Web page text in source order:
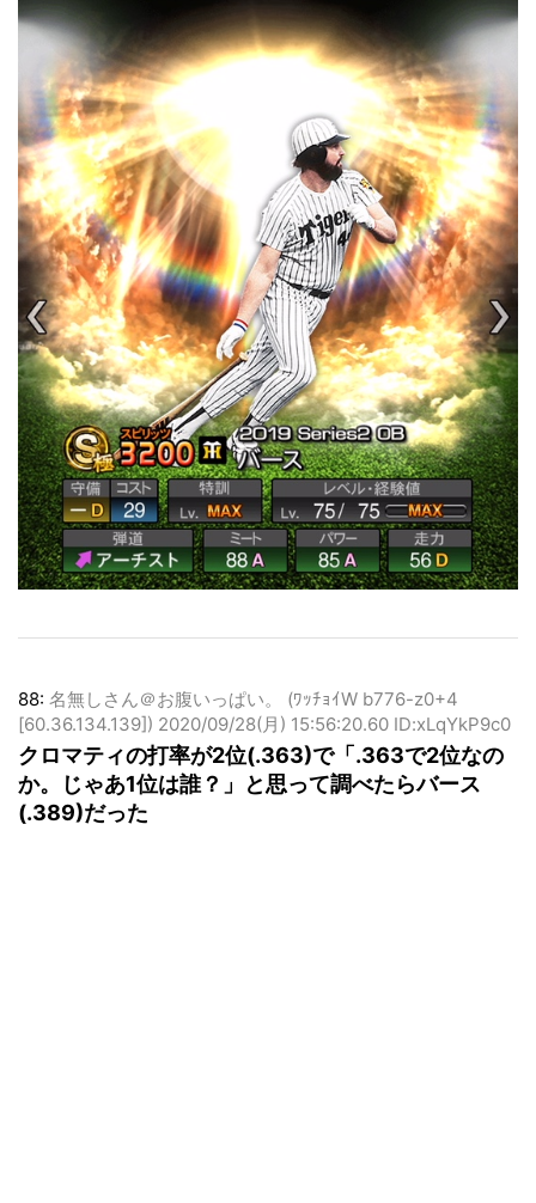
88: 名無しさん＠お腹いっぱい。 (ﾜｯﾁｮｲW b776-z0+4
[60.36.134.139]) 2020/09/28(月) 15:56:20.60 ID:xLqYkP9c0
クロマティの打率が2位(.363)で「.363で2位なの
か。じゃあ1位は誰？」と思って調べたらバース
(.389)だった